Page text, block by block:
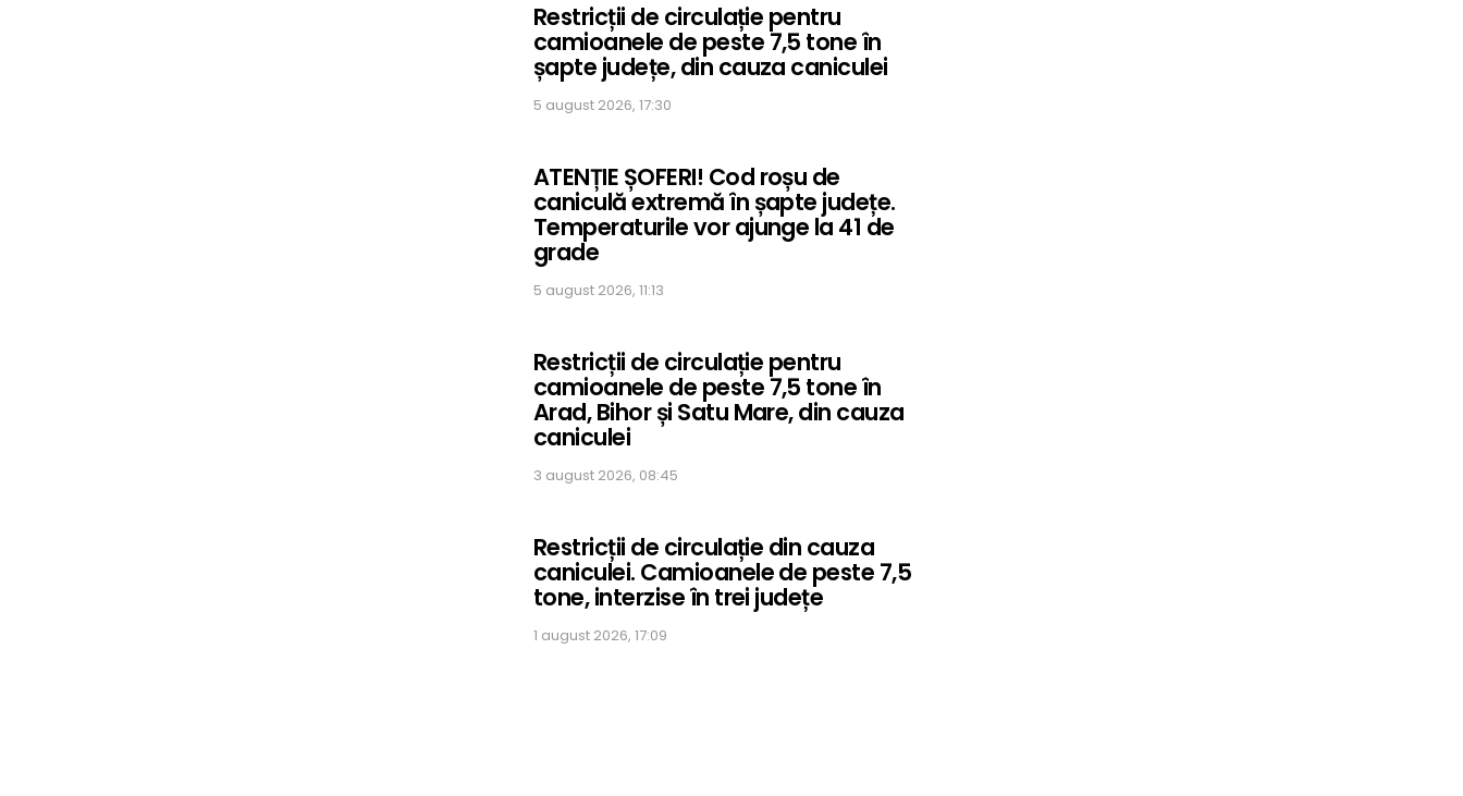
Restricții de circulație pentru
camioanele de peste 7,5 tone în
șapte județe, din cauza caniculei
5 august 2026, 17:30
ATENȚIE ȘOFERI! Cod roșu de
caniculă extremă în șapte județe.
Temperaturile vor ajunge la 41 de
grade
5 august 2026, 11:13
Restricții de circulație pentru
camioanele de peste 7,5 tone în
Arad, Bihor și Satu Mare, din cauza
caniculei
3 august 2026, 08:45
Restricții de circulație din cauza
caniculei. Camioanele de peste 7,5
tone, interzise în trei județe
1 august 2026, 17:09